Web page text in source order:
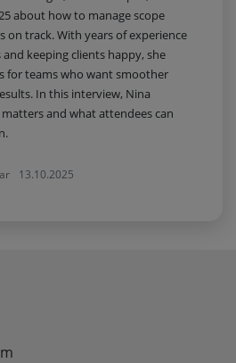
about how to manage scope
on track. With years of experience
keeping clients happy, she
for teams who want smoother
In this interview, Nina
and what attendees can
13.10.2025